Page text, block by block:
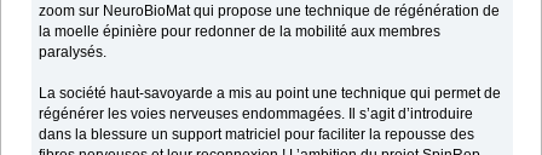
zoom sur NeuroBioMat qui propose une technique de régénération de
la moelle épinière pour redonner de la mobilité aux membres
paralysés.
La société haut-savoyarde a mis au point une technique qui permet de
régénérer les voies nerveuses endommagées. Il s’agit d’introduire
dans la blessure un support matriciel pour faciliter la repousse des